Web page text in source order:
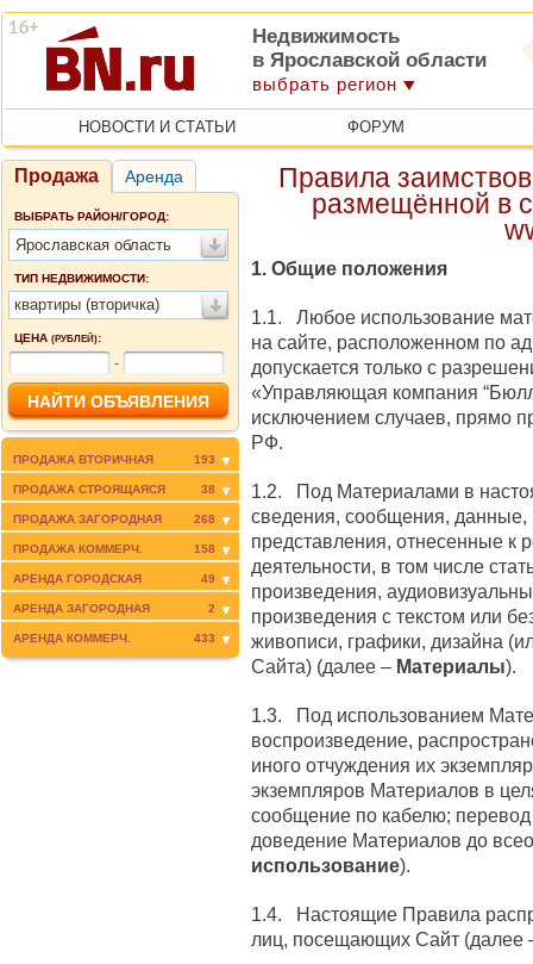
Недвижимость
в Ярославской области
выбрать регион
НОВОСТИ И СТАТЬИ ФОРУМ
Продажа Аренда
ВЫБРАТЬ РАЙОН/ГОРОД:
Ярославская область
ТИП НЕДВИЖИМОСТИ:
квартиры (вторичка)
ЦЕНА (РУБЛЕЙ):
-
ПРОДАЖА ВТОРИЧНАЯ 193
ПРОДАЖА СТРОЯЩАЯСЯ 38
ПРОДАЖА ЗАГОРОДНАЯ 268
ПРОДАЖА КОММЕРЧ. 158
АРЕНДА ГОРОДСКАЯ 49
АРЕНДА ЗАГОРОДНАЯ 2
АРЕНДА КОММЕРЧ. 433
Правила
размещённой в
1. Общие положения
1.1. Любое использование
на сайте, расположенном по
допускается только c
«Управляющая компания
исключением случаев, прямо
РФ.
1.2. Под Материалами в
сведения, сообщения,
представления, отнесенные к
деятельности, в том числе
произведения,
произведения с текстом или
живописи, графики, дизайна
Сайта) (далее – Материалы).
1.3. Под использованием
воспроизведение,
иного отчуждения их
экземпляров Материалов в
сообщение по кабелю;
доведение Материалов до
использование).
1.4. Настоящие Правила
лиц, посещающих Сайт (далее